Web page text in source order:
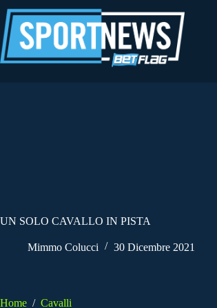
al
contenuto
UN SOLO CAVALLO IN PISTA
Mimmo Colucci 30 Dicembre 2021
Home / Cavalli